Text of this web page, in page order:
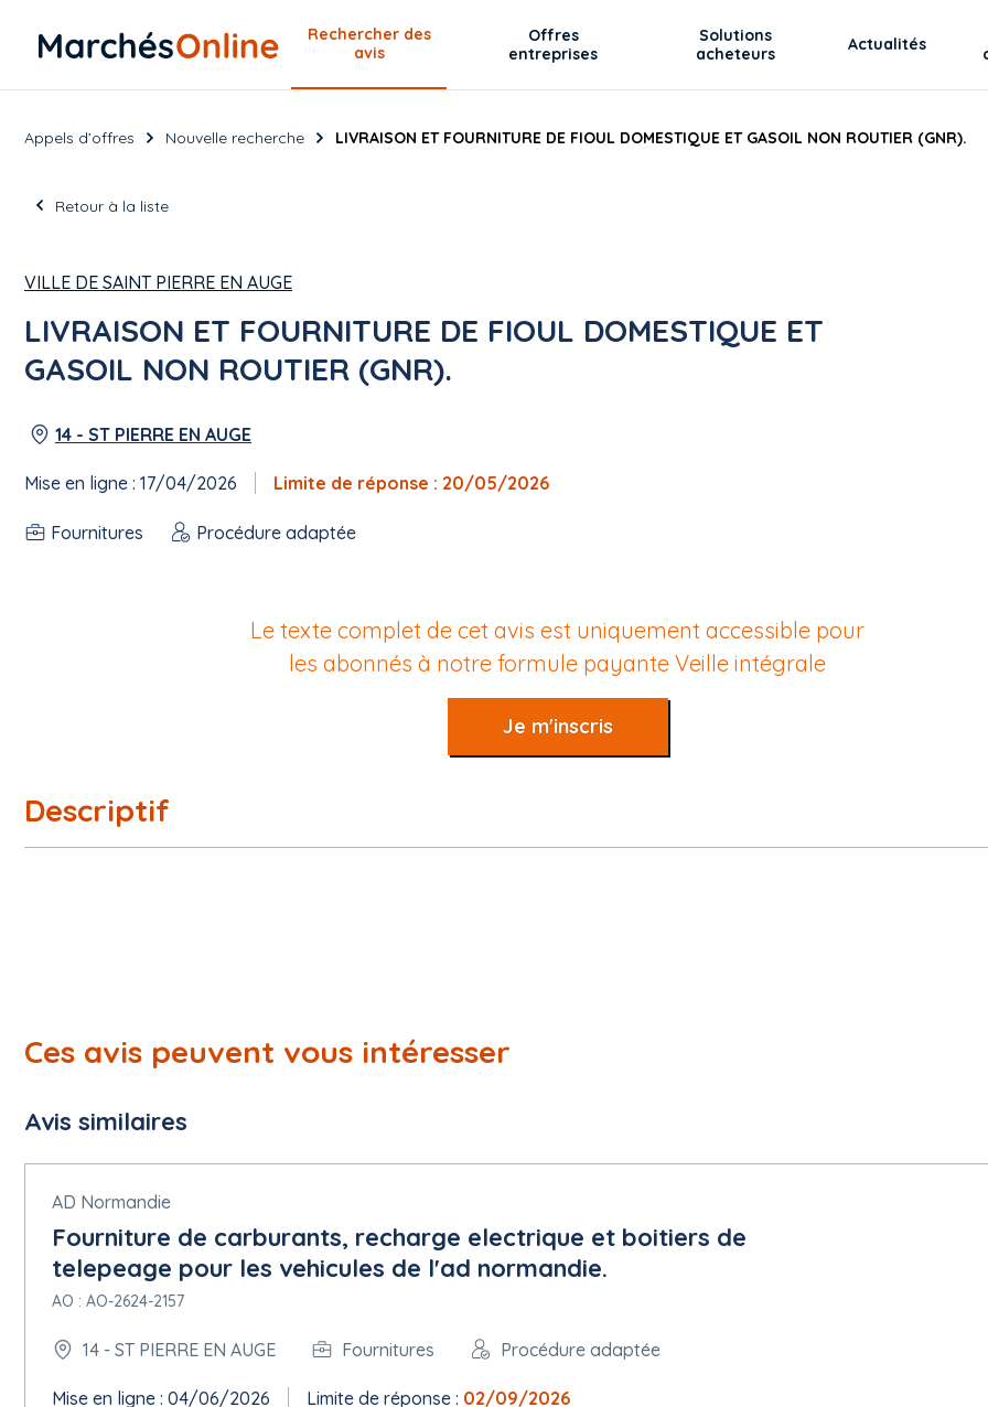
Rechercher des
avis
Offres
entreprises
Solutions
acheteurs
Actualités
Appels d’offres Nouvelle recherche LIVRAISON ET FOURNITURE DE FIOUL DOMESTIQUE ET GASOIL NON ROUTIER (GNR).
Retour à la liste
VILLE DE SAINT PIERRE EN AUGE
LIVRAISON ET FOURNITURE DE FIOUL DOMESTIQUE ET
GASOIL NON ROUTIER (GNR).
14 - ST PIERRE EN AUGE
Mise en ligne : 17/04/2026 Limite de réponse : 20/05/2026
Fournitures Procédure adaptée
Le texte complet de cet avis est uniquement accessible pour
les abonnés à notre formule payante Veille intégrale
Je m'inscris
Descriptif
Ces avis peuvent vous intéresser
Avis similaires
AD Normandie
Fourniture de carburants, recharge electrique et boitiers de
telepeage pour les vehicules de l'ad normandie.
AO : AO-2624-2157
14 - ST PIERRE EN AUGE Fournitures Procédure adaptée
Mise en ligne : 04/06/2026 Limite de réponse : 02/09/2026